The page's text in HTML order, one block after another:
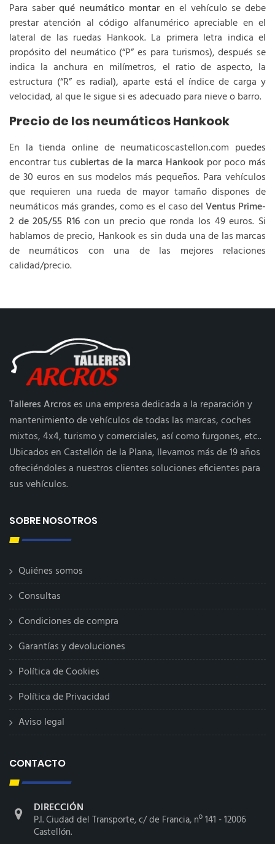
Para saberqué neumático montaren el vehículo se debe
prestar atención al código alfanumérico apreciable en el
lateral de las ruedas Hankook. La primera letra indica el
propósito del neumático (“P” es para turismos), después se
indica la anchura en milímetros, el ratio de aspecto, la
estructura (“R” es radial), aparte está el índice de carga y
velocidad, al que le sigue si es adecuado para nieve o barro.
Precio de los neumáticos Hankook
En la tienda online de neumaticoscastellon.com puedes
encontrar tuscubiertas de la marca Hankookpor poco más
de 30 euros en sus modelos más pequeños. Para vehículos
que requieren una rueda de mayor tamaño dispones de
neumáticos más grandes, como es el caso delVentus Prime-
2 de 205/55 R16 con un precio que ronda los 49 euros. Si
hablamos de precio, Hankook es sin duda una de las marcas
de neumáticos con una de las mejores relaciones
calidad/precio.
Talleres Arcroses una empresa dedicada a la reparación y
mantenimiento de vehículos de todas las marcas, coches
mixtos, 4x4, turismo y comerciales, así como furgones, etc..
Ubicados en Castellón de la Plana, llevamos más de 19 años
ofreciéndoles a nuestros clientes soluciones eficientes para
sus vehículos.
SOBRE NOSOTROS
Quiénes somos
Consultas
Condiciones de compra
Garantías y devoluciones
Política de Cookies
Política de Privacidad
Aviso legal
CONTACTO
DIRECCIÓN
P.I. Ciudad del Transporte, c/ de Francia, nº 141 - 12006
Castellón.